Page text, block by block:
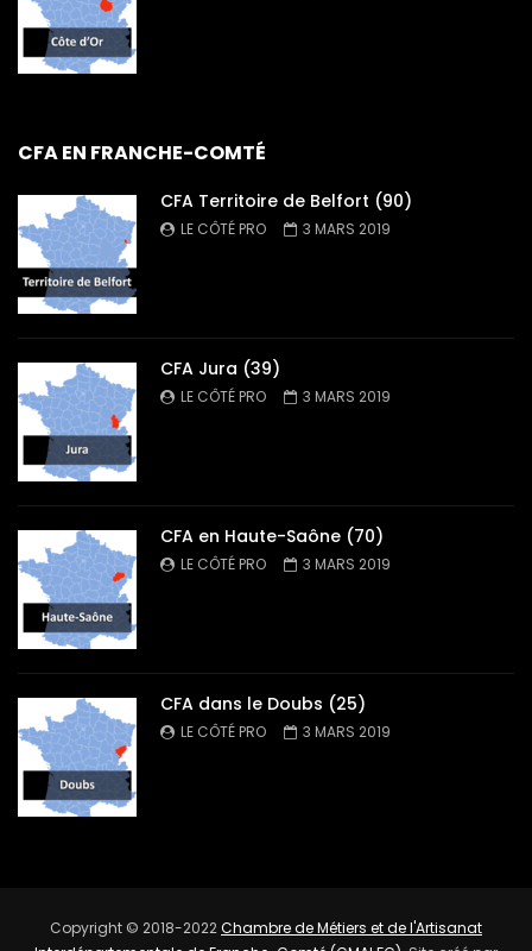
CFA EN FRANCHE-COMTÉ
CFA Territoire de Belfort (90)
LE CÔTÉ PRO 3 MARS 2019
CFA Jura (39)
LE CÔTÉ PRO 3 MARS 2019
CFA en Haute-Saône (70)
LE CÔTÉ PRO 3 MARS 2019
CFA dans le Doubs (25)
LE CÔTÉ PRO 3 MARS 2019
Copyright © 2018-2022Chambre de Métiers et de l'Artisanat